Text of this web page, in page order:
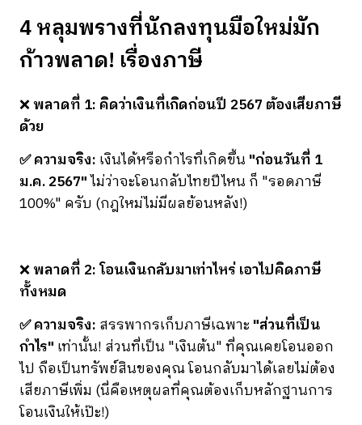
4 หลุมพรางที่นักลงทุนมือใหม่มัก
ก้าวพลาด! เรื่องภาษี
❌พลาดที่ 1: คิดว่าเงินที่เกิดก่อนปี 2567 ต้องเสียภาษี
ด้วย
✅ ความจริง: เงินได้หรือกำไรที่เกิดขึ้น "ก่อนวันที่ 1
ม.ค. 2567"ไม่ว่าจะโอนกลับไทยปีไหน ก็ "รอดภาษี
100%" ครับ (กฎใหม่ไม่มีผลย้อนหลัง!)
❌พลาดที่ 2: โอนเงินกลับมาเท่าไหร่ เอาไปคิดภาษี
ทั้งหมด
✅ ความจริง: สรรพากรเก็บภาษีเฉพาะ "ส่วนที่เป็น
กำไร" เท่านั้น! ส่วนที่เป็น "เงินต้น" ที่คุณเคยโอนออก
ไป ถือเป็นทรัพย์สินของคุณ โอนกลับมาได้เลยไม่ต้อง
เสียภาษีเพิ่ม (นี่คือเหตุผลที่คุณต้องเก็บหลักฐานการ
โอนเงินให้เป๊ะ!)